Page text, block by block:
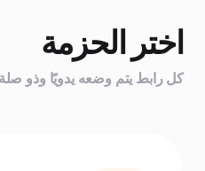
اختر الحزمة
كل رابط يتم وضعه يدويًا وذو